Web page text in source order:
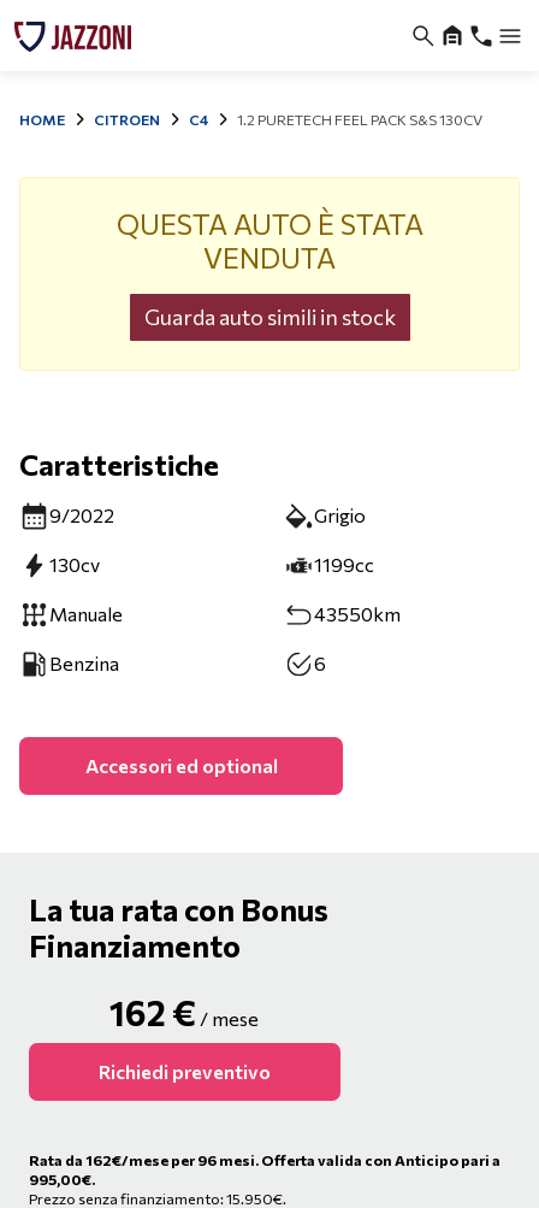
HOME CITROEN C4 1.2 PURETECH FEEL PACK S&S 130CV
QUESTA AUTO È STATA
VENDUTA
Guarda auto simili in stock
Caratteristiche
9/2022 Grigio
130cv 1199cc
Manuale 43550km
Benzina 6
Accessori ed optional
La tua rata con Bonus
Finanziamento
162 € / mese
Richiedi preventivo
Rata da 162€/mese per 96 mesi. Offerta valida con Anticipo pari a
995,00€.
Prezzo senza finanziamento: 15.950€.